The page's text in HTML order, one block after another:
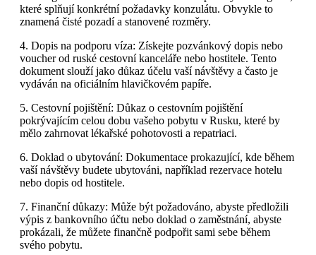
které splňují konkrétní požadavky konzulátu. Obvykle to
znamená čisté pozadí a stanovené rozměry.
4. Dopis na podporu víza: Získejte pozvánkový dopis nebo
voucher od ruské cestovní kanceláře nebo hostitele. Tento
dokument slouží jako důkaz účelu vaší návštěvy a často je
vydáván na oficiálním hlavičkovém papíře.
5. Cestovní pojištění: Důkaz o cestovním pojištění
pokrývajícím celou dobu vašeho pobytu v Rusku, které by
mělo zahrnovat lékařské pohotovosti a repatriaci.
6. Doklad o ubytování: Dokumentace prokazující, kde během
vaší návštěvy budete ubytováni, například rezervace hotelu
nebo dopis od hostitele.
7. Finanční důkazy: Může být požadováno, abyste předložili
výpis z bankovního účtu nebo doklad o zaměstnání, abyste
prokázali, že můžete finančně podpořit sami sebe během
svého pobytu.